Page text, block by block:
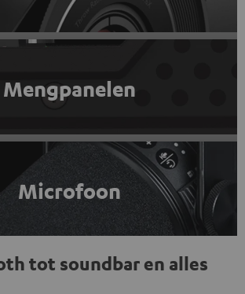
Mengpanelen
Microfoon
tot soundbar en alles